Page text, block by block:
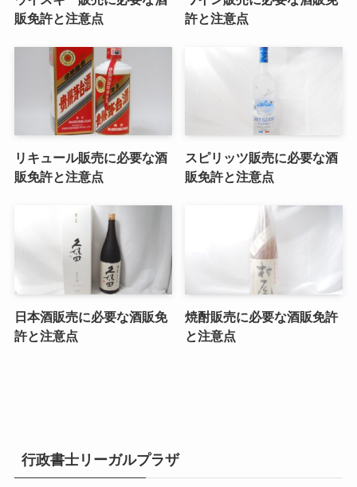
販免許と注意点
許と注意点
リキュール販売に必要な酒
販免許と注意点
スピリッツ販売に必要な酒
販免許と注意点
日本酒販売に必要な酒販免
許と注意点
焼酎販売に必要な酒販免許
と注意点
行政書士リーガルプラザ